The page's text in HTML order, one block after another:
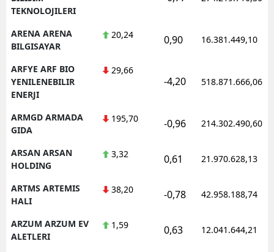
TEKNOLOJILERI
ARENA ARENA
BILGISAYAR
20,24 0,90 16.381.449,10
ARFYE ARF BIO
YENILENEBILIR
ENERJI
29,66
-4,20 518.871.666,06
ARMGD ARMADA
GIDA
195,70 -0,96 214.302.490,60
ARSAN ARSAN
HOLDING
3,32 0,61 21.970.628,13
ARTMS ARTEMIS
HALI
38,20 -0,78 42.958.188,74
ARZUM ARZUM EV
ALETLERI
1,59 0,63 12.041.644,21